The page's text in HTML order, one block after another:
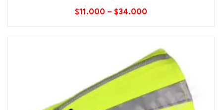
$11.000 – $34.000